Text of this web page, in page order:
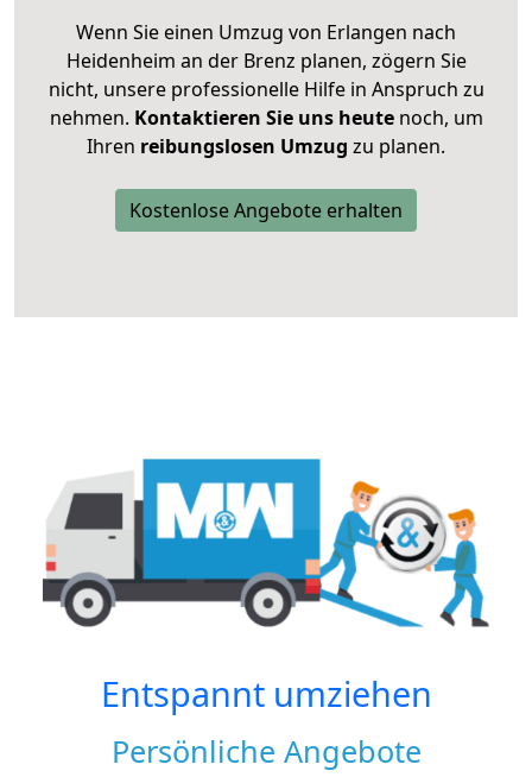
Wenn Sie einen Umzug von Erlangen nach
Heidenheim an der Brenz planen, zögern Sie
nicht, unsere professionelle Hilfe in Anspruch zu
nehmen. Kontaktieren Sie uns heutenoch, um
Ihren reibungslosen Umzug zu planen.
Kostenlose Angebote erhalten
Entspannt umziehen
Persönliche Angebote